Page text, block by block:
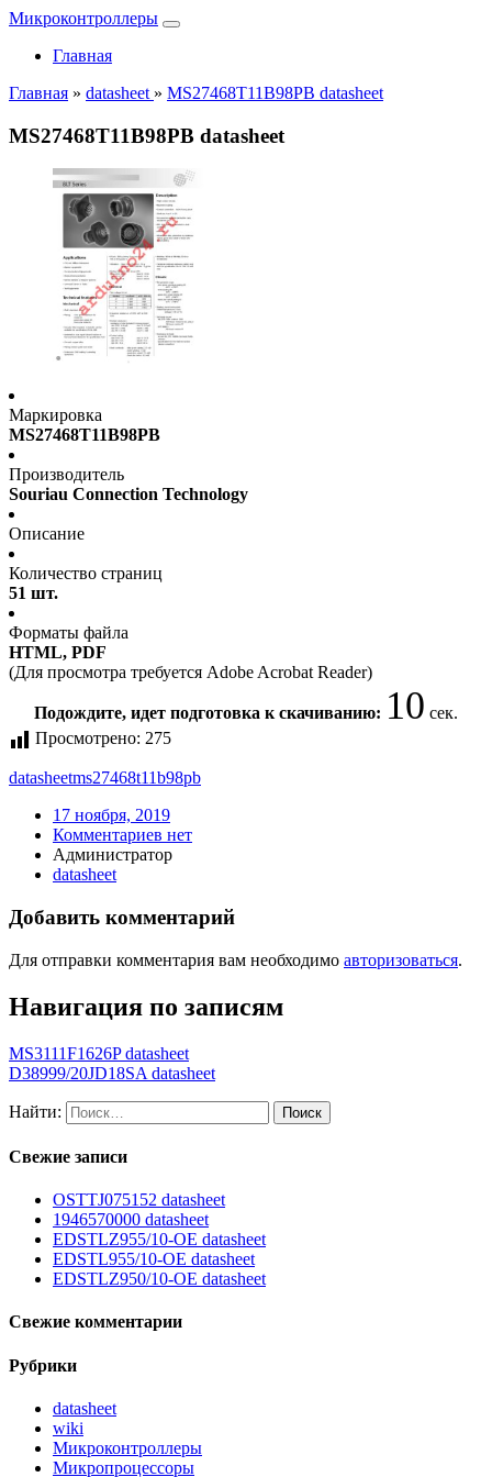
Микроконтроллеры
Главная
Главная » datasheet » MS27468T11B98PB datasheet
MS27468T11B98PB datasheet
Маркировка
MS27468T11B98PB
Производитель
Souriau Connection Technology
Описание
Количество страниц
51 шт.
Форматы файла
HTML, PDF
(Для просмотра требуется Adobe Acrobat Reader)
Подождите, идет подготовка к скачиванию: 10 сек.
Просмотрено: 275
datasheetms27468t11b98pb
17 ноября, 2019
Комментариев нет
Администратор
datasheet
Добавить комментарий
Для отправки комментария вам необходимо авторизоваться.
Навигация по записям
MS3111F1626P datasheet
D38999/20JD18SA datasheet
Найти:
Свежие записи
OSTTJ075152 datasheet
1946570000 datasheet
EDSTLZ955/10-OE datasheet
EDSTL955/10-OE datasheet
EDSTLZ950/10-OE datasheet
Свежие комментарии
Рубрики
datasheet
wiki
Микроконтроллеры
Микропроцессоры